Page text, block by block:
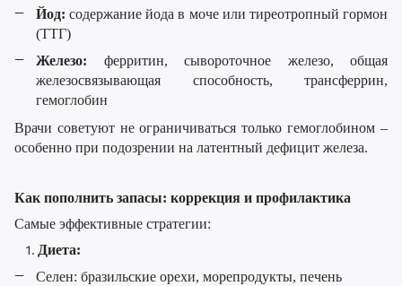
Йод: содержание йода в моче или тиреотропный гормон
(ТТГ)
Железо: ферритин, сывороточное железо, общая
железосвязывающая способность, трансферрин,
гемоглобин
Врачи советуют не ограничиваться только гемоглобином –
особенно при подозрении на латентный дефицит железа.
Как пополнить запасы: коррекция и профилактика
Самые эффективные стратегии:
Диета:
Селен: бразильские орехи, морепродукты, печень